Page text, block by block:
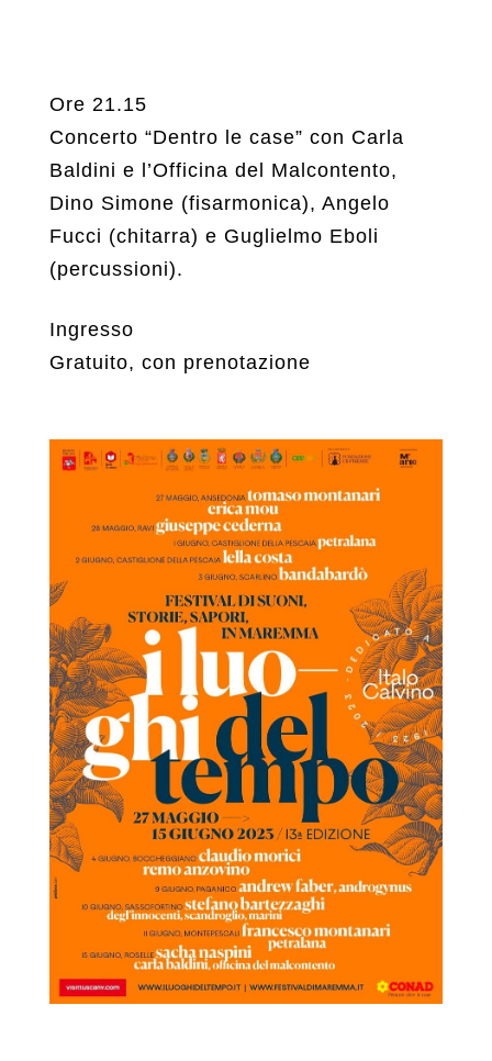
Ore 21.15
Concerto “Dentro le case” con Carla
Baldini e l’Officina del Malcontento,
Dino Simone (fisarmonica), Angelo
Fucci (chitarra) e Guglielmo Eboli
(percussioni).
Ingresso
Gratuito, con prenotazione